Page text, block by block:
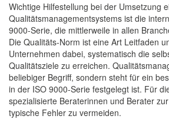
Wichtige Hilfestellung bei der Umsetzung
Qualitätsmanagementsystems ist die
9000-Serie, die mittlerweile in allen
Die Qualitäts-Norm ist eine Art Leitfaden
Unternehmen dabei, systematisch die
Qualitätsziele zu erreichen.
beliebiger Begriff, sondern steht für ein
in der ISO 9000-Serie festgelegt ist. Für
spezialisierte Beraterinnen und Berater
typische Fehler zu vermeiden.